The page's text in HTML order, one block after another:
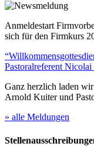
Anmeldestart
sich für den Firmkurs
Pastoralreferent Nicolai
Ganz herzlich laden
Arnold Kuiter und
» alle Meldungen